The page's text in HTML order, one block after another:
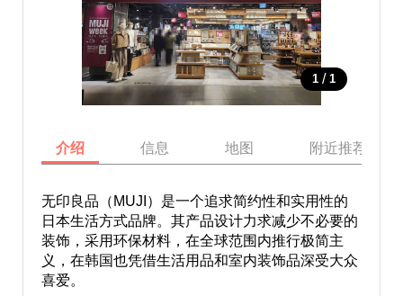
1 / 1
介绍 信息 地图 附近推荐景点
无印良品（MUJI）是一个追求简约性和实用性的
日本生活方式品牌。其产品设计力求减少不必要的
装饰，采用环保材料，在全球范围内推行极简主
义，在韩国也凭借生活用品和室内装饰品深受大众
喜爱。